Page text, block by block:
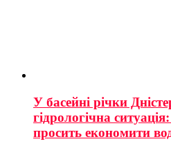
У басейні річки
гідрологічна
просить економити